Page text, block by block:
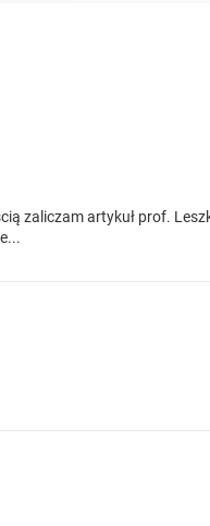
zaliczam artykuł prof.